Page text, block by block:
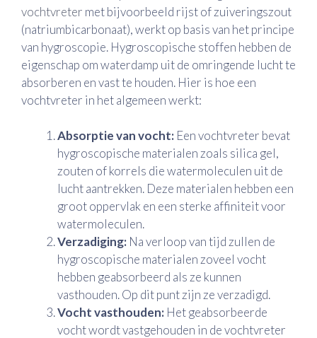
vochtvreter met bijvoorbeeld rijst of zuiveringszout
(natriumbicarbonaat), werkt op basis van het principe
van hygroscopie. Hygroscopische stoffen hebben de
eigenschap om waterdamp uit de omringende lucht te
absorberen en vast te houden. Hier is hoe een
vochtvreter in het algemeen werkt:
Absorptie van vocht: Een vochtvreter bevat
hygroscopische materialen zoals silica gel,
zouten of korrels die watermoleculen uit de
lucht aantrekken. Deze materialen hebben een
groot oppervlak en een sterke affiniteit voor
watermoleculen.
Verzadiging: Na verloop van tijd zullen de
hygroscopische materialen zoveel vocht
hebben geabsorbeerd als ze kunnen
vasthouden. Op dit punt zijn ze verzadigd.
Vocht vasthouden: Het geabsorbeerde
vocht wordt vastgehouden in de vochtvreter